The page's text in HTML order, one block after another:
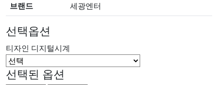
브랜드
세광엔터
선택옵션
티자인 디지털시계
선택된 옵션